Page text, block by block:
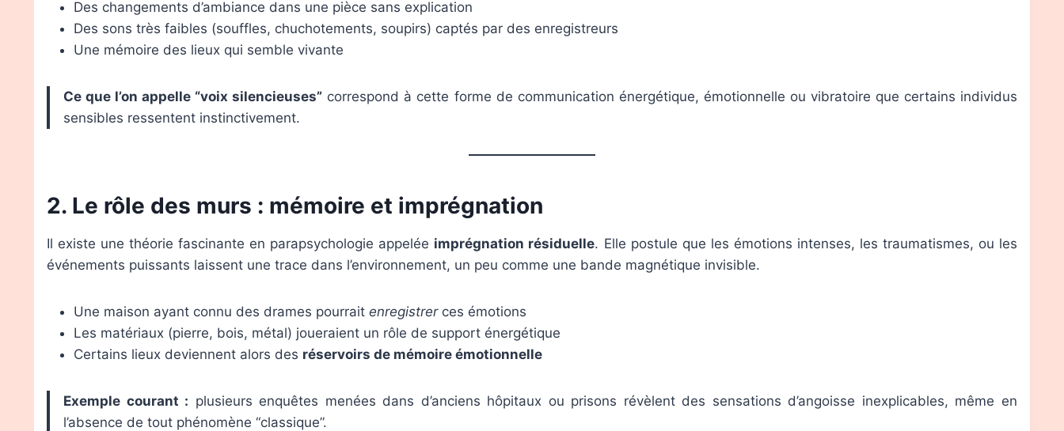
Des changements d’ambiance dans une pièce sans explication
Des sons très faibles (souffles, chuchotements, soupirs) captés par des enregistreurs
Une mémoire des lieux qui semble vivante
Ce que l’on appelle “voix silencieuses” correspond à cette forme de communication énergétique, émotionnelle ou vibratoire que certains individus
sensibles ressentent instinctivement.
2. Le rôle des murs : mémoire et imprégnation
Il existe une théorie fascinante en parapsychologie appelée imprégnation résiduelle. Elle postule que les émotions intenses, les traumatismes, ou les
événements puissants laissent une trace dans l’environnement, un peu comme une bande magnétique invisible.
Une maison ayant connu des drames pourrait enregistrerces émotions
Les matériaux (pierre, bois, métal) joueraient un rôle de support énergétique
Certains lieux deviennent alors des réservoirs de mémoire émotionnelle
Exemple courant : plusieurs enquêtes menées dans d’anciens hôpitaux ou prisons révèlent des sensations d’angoisse inexplicables, même en
l’absence de tout phénomène “classique”.